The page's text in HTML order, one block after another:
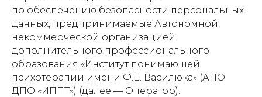
по обеспечению безопасности персональных
данных, предпринимаемые Автономной
некоммерческой организацией
дополнительного профессионального
образования «Институт понимающей
психотерапии имени Ф.Е. Василюка» (АНО
ДПО «ИППТ») (далее — Оператор).